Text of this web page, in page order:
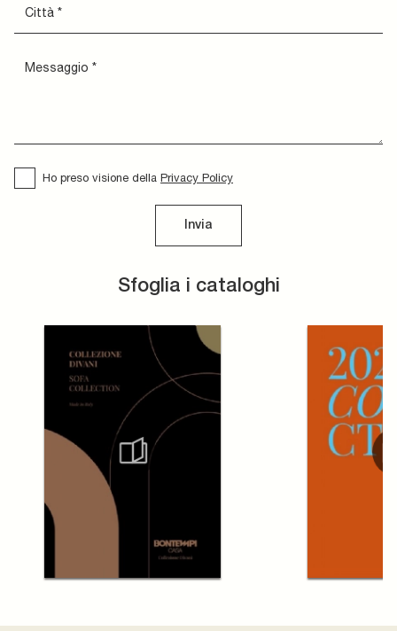
Sfoglia i cataloghi
Ho preso visione della Privacy Policy
Invia